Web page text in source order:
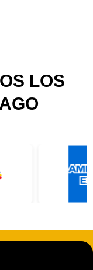
LOS